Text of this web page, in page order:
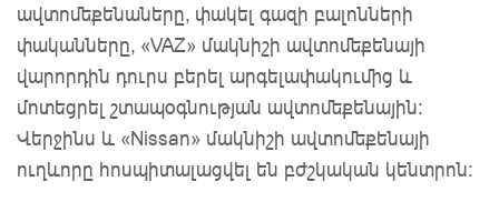
ավտոմեքենաները, փակել գազի բալոնների
փականները, «VAZ» մակնիշի ավտոմեքենայի
վարորդին դուրս բերել արգելափակումից և
մոտեցրել շտապօգնության ավտոմեքենային։
Վերջինս և «Nissan» մակնիշի ավտոմեքենայի
ուղևորը հոսպիտալացվել են բժշկական կենտրոն։